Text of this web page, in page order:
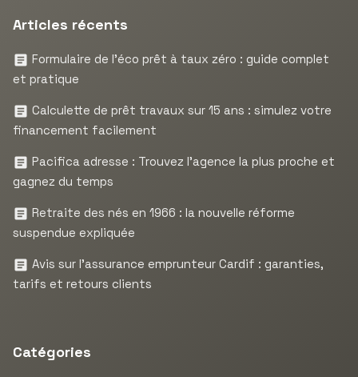
Articles récents
Formulaire de l’éco prêt à taux zéro : guide complet
et pratique
Calculette de prêt travaux sur 15 ans : simulez votre
financement facilement
Pacifica adresse : Trouvez l’agence la plus proche et
gagnez du temps
Retraite des nés en 1966 : la nouvelle réforme
suspendue expliquée
Avis sur l’assurance emprunteur Cardif : garanties,
tarifs et retours clients
Catégories